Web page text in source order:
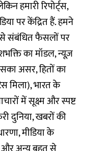
हमारी रिपोर्ट्स,
पर केंद्रित हैं. हमने
संबंधित फैसलों पर
का मॉडल, न्यूज़
असर,हितों का
मिला),भारत के
मेंसूक्ष्मऔरस्पष्ट
दुनिया, खबरों की
मीडिया के